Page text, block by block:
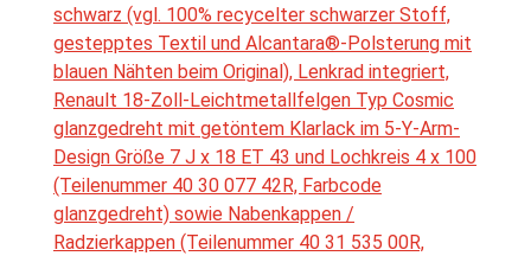
schwarz (vgl. 100% recycelter schwarzer Stoff,
gestepptes Textil und Alcantara®-Polsterung mit
blauen Nähten beim Original), Lenkrad integriert,
Renault 18-Zoll-Leichtmetallfelgen Typ Cosmic
glanzgedreht mit getöntem Klarlack im 5-Y-Arm-
Design Größe 7 J x 18 ET 43 und Lochkreis 4 x 100
(Teilenummer 40 30 077 42R, Farbcode
glanzgedreht) sowie Nabenkappen /
Radzierkappen (Teilenummer 40 31 535 00R,